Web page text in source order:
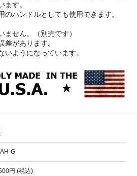
ます。
のハンドルとしても使用できます。
せん。（別売です）
があります。
ようになっています。
G
円 (税込)